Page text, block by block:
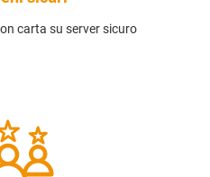
carta su server sicuro